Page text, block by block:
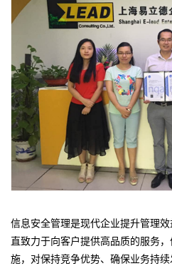
信息安全管理是现代企业提升管理
直致力于向客户提供高品质的服务
施，对保持竞争优势、确保业务持续